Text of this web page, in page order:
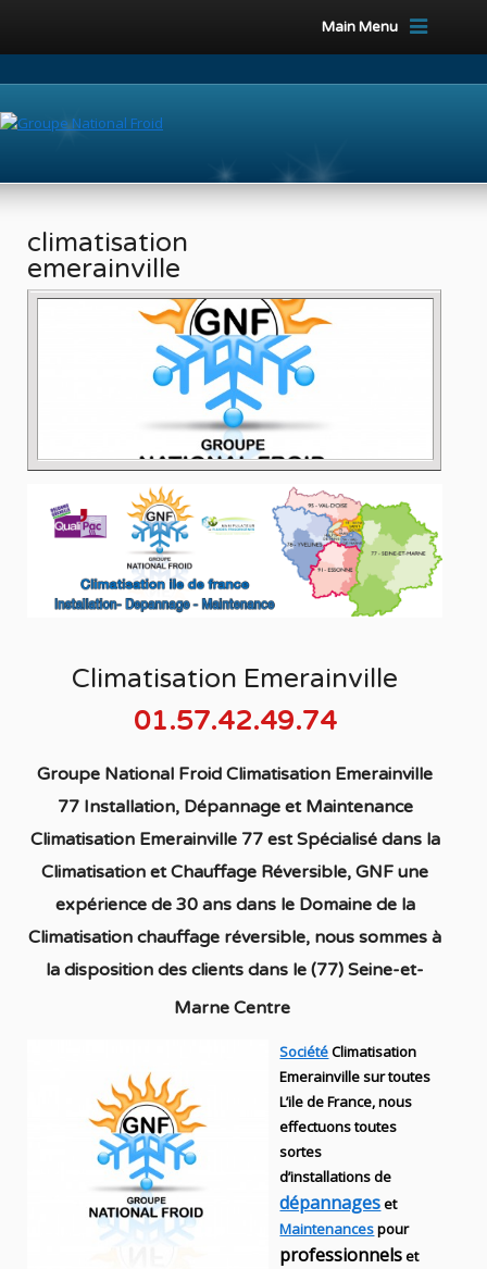
Main Menu
climatisation
emerainville
Climatisation Emerainville
01.57.42.49.74
Groupe National Froid Climatisation Emerainville
77 Installation, Dépannage et Maintenance
Climatisation Emerainville 77 est Spécialisédans la
Climatisation et Chauffage Réversible, GNF une
expérience de 30 ans dans le Domaine de la
Climatisation chauffage réversible, nous sommes à
la disposition des clients dans le (77) Seine-et-
Marne Centre
SociétéClimatisation
Emerainville sur toutes
L’ile de France, nous
effectuons toutes
sortes
d’installationsde
dépannageset
Maintenancespour
professionnelset